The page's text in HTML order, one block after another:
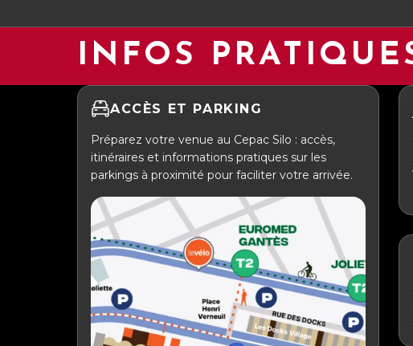
INFOS
ACCÈS ET PARKING
Préparez votre venue au Cepac Silo : accès,
itinéraires et informations pratiques sur les
parkings à proximité pour faciliter votre arrivée.